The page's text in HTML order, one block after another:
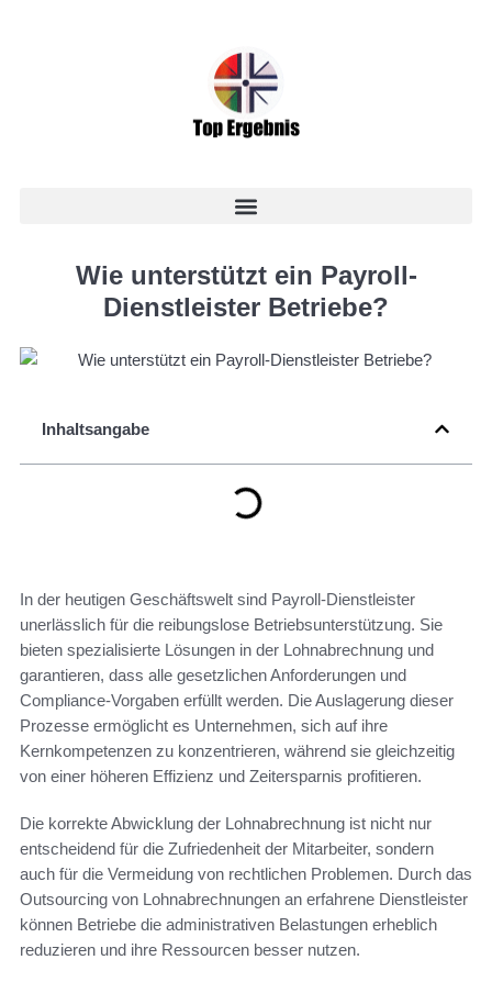
Wie unterstützt ein Payroll-
Dienstleister Betriebe?
Inhaltsangabe
In der heutigen Geschäftswelt sind Payroll-Dienstleister
unerlässlich für die reibungslose Betriebsunterstützung. Sie
bieten spezialisierte Lösungen in der Lohnabrechnung und
garantieren, dass alle gesetzlichen Anforderungen und
Compliance-Vorgaben erfüllt werden. Die Auslagerung dieser
Prozesse ermöglicht es Unternehmen, sich auf ihre
Kernkompetenzen zu konzentrieren, während sie gleichzeitig
von einer höheren Effizienz und Zeitersparnis profitieren.
Die korrekte Abwicklung der Lohnabrechnung ist nicht nur
entscheidend für die Zufriedenheit der Mitarbeiter, sondern
auch für die Vermeidung von rechtlichen Problemen. Durch das
Outsourcing von Lohnabrechnungen an erfahrene Dienstleister
können Betriebe die administrativen Belastungen erheblich
reduzieren und ihre Ressourcen besser nutzen.